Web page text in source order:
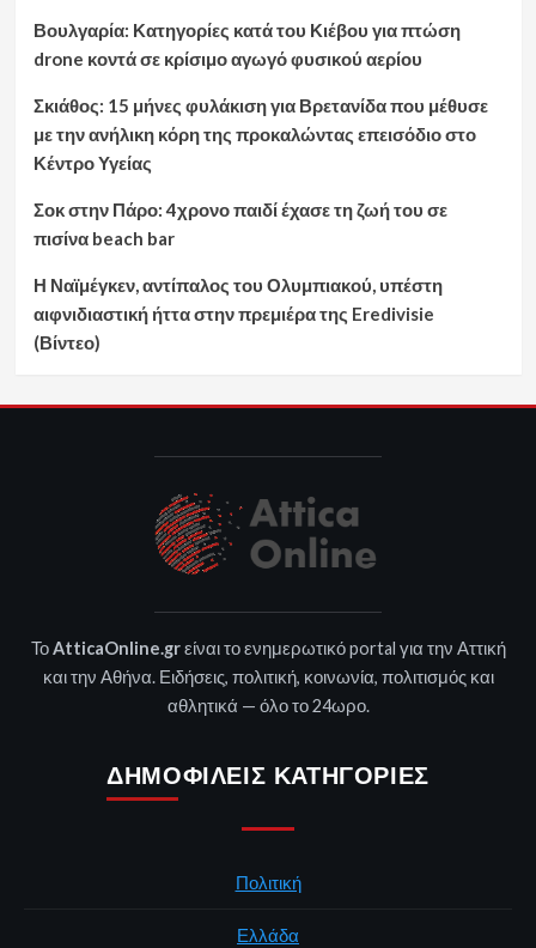
Βουλγαρία: Κατηγορίες κατά του Κιέβου για πτώση
drone κοντά σε κρίσιμο αγωγό φυσικού αερίου
Σκιάθος: 15 μήνες φυλάκιση για Βρετανίδα που μέθυσε
με την ανήλικη κόρη της προκαλώντας επεισόδιο στο
Κέντρο Υγείας
Σοκ στην Πάρο: 4χρονο παιδί έχασε τη ζωή του σε
πισίνα beach bar
Η Ναϊμέγκεν, αντίπαλος του Ολυμπιακού, υπέστη
αιφνιδιαστική ήττα στην πρεμιέρα της Eredivisie
(Βίντεο)
ΤοAtticaOnline.grείναι το ενημερωτικό portal για την Αττική
και την Αθήνα. Ειδήσεις, πολιτική, κοινωνία, πολιτισμός και
αθλητικά — όλο το 24ωρο.
ΔΗΜΟΦΙΛΕΊΣ ΚΑΤΗΓΟΡΊΕΣ
Πολιτική
Ελλάδα